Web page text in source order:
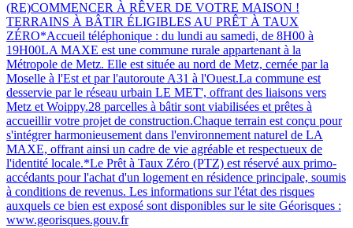
(RE)COMMENCER À RÊVER DE VOTRE MAISON !
TERRAINS À BÂTIR ÉLIGIBLES AU PRÊT À TAUX
ZÉRO*Accueil téléphonique : du lundi au samedi, de 8H00 à
19H00LA MAXE est une commune rurale appartenant à la
Métropole de Metz. Elle est située au nord de Metz, cernée par la
Moselle à l'Est et par l'autoroute A31 à l'Ouest.La commune est
desservie par le réseau urbain LE MET', offrant des liaisons vers
Metz et Woippy.28 parcelles à bâtir sont viabilisées et prêtes à
accueillir votre projet de construction.Chaque terrain est conçu pour
s'intégrer harmonieusement dans l'environnement naturel de LA
MAXE, offrant ainsi un cadre de vie agréable et respectueux de
l'identité locale.*Le Prêt à Taux Zéro (PTZ) est réservé aux primo-
accédants pour l'achat d'un logement en résidence principale, soumis
à conditions de revenus. Les informations sur l'état des risques
auxquels ce bien est exposé sont disponibles sur le site Géorisques :
www.georisques.gouv.fr